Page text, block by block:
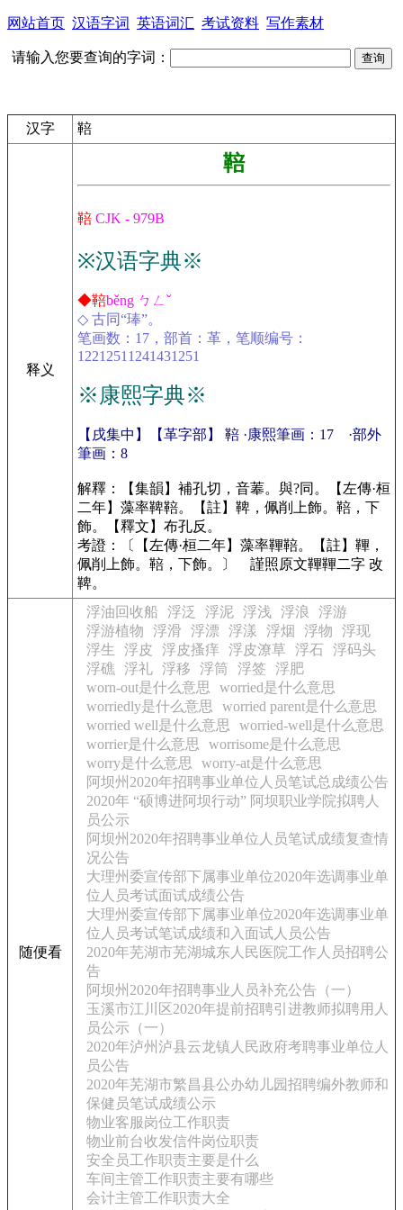
网站首页 汉语字词 英语词汇 考试资料 写作素材
请输入您要查询的字词：
汉字 鞛
释义
鞛
鞛 CJK - 979B
※汉语字典※
◆鞛běng ㄅㄥˇ
◇ 古同“琫”。
笔画数：17，部首：革，笔顺编号：
12212511241431251
※康熙字典※
【戌集中】【革字部】 鞛 ·康熙筆画：17 ·部外
筆画：8
解釋：【集韻】補孔切，音菶。與?同。【左傳·桓
二年】藻率鞞鞛。【註】鞞，佩削上飾。鞛，下
飾。【釋文】布孔反。
考證：〔【左傳·桓二年】藻率鞸鞛。【註】鞸，
佩削上飾。鞛，下飾。〕 謹照原文鞸鞸二字 改
鞞。
随便看
浮油回收船 浮泛 浮泥 浮浅 浮浪
浮游
浮游植物
浮滑 浮漂 浮漾 浮烟 浮物
浮现
浮生
浮皮 浮皮搔痒 浮皮潦草 浮石 浮码头
浮礁
浮礼 浮移 浮筒 浮签
浮肥
worn-out是什么意思
worried是什么意思
worriedly是什么意思
worried parent是什么意思
worried well是什么意思
worried-well是什么意思
worrier是什么意思
worrisome是什么意思
worry是什么意思
worry-at是什么意思
阿坝州2020年招聘事业单位人员笔试总成绩公告
2020年 “硕博进阿坝行动” 阿坝职业学院拟聘人
员公示
阿坝州2020年招聘事业单位人员笔试成绩复查情
况公告
大理州委宣传部下属事业单位2020年选调事业单
位人员考试面试成绩公告
大理州委宣传部下属事业单位2020年选调事业单
位人员考试笔试成绩和入面试人员公告
2020年芜湖市芜湖城东人民医院工作人员招聘公
告
阿坝州2020年招聘事业人员补充公告（一）
玉溪市江川区2020年提前招聘引进教师拟聘用人
员公示（一）
2020年泸州泸县云龙镇人民政府考聘事业单位人
员公告
2020年芜湖市繁昌县公办幼儿园招聘编外教师和
保健员笔试成绩公示
物业客服岗位工作职责
物业前台收发信件岗位职责
安全员工作职责主要是什么
车间主管工作职责主要有哪些
会计主管工作职责大全